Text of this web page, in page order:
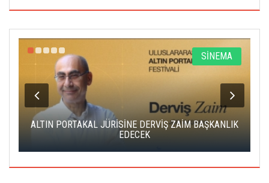
TİYATRO
CAS ÜCRETSİZ KONSERVATUVARLA SAHNENİN YENİ
YÜZLERİ ARANIYOR